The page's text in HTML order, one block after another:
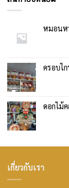
หมอน
ครอบไก
ดอกไม้
เกี่ยวกับเรา